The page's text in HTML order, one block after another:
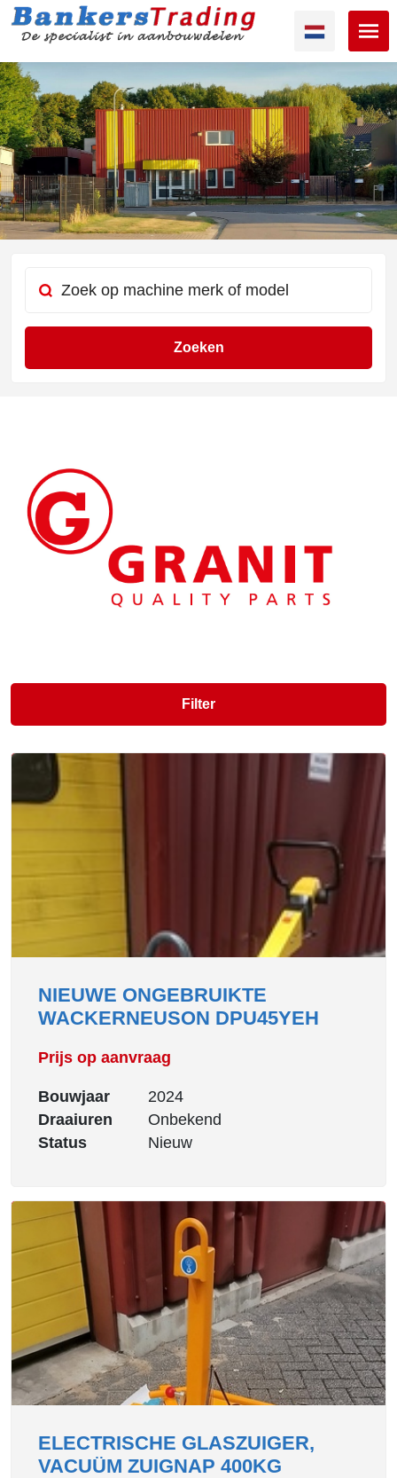
Filter
NIEUWE ONGEBRUIKTE
WACKERNEUSON DPU45YEH
Prijs op aanvraag
Bouwjaar
2024
Draaiuren
Onbekend
Status
Nieuw
ELECTRISCHE GLASZUIGER,
VACUÜM ZUIGNAP 400KG